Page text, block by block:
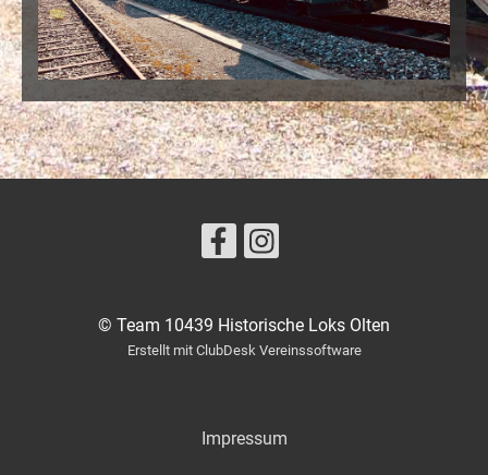
© Team 10439 Historische Loks Olten
Erstellt mit ClubDesk Vereinssoftware
Impressum